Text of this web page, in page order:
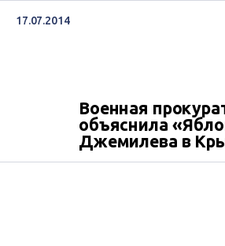
17.07.2014
Военная
объяснила
Джемилева в